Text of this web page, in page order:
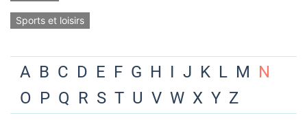
Sports et loisirs
A B C D E F G H I J K L M N
O P Q R S T U V W X Y Z